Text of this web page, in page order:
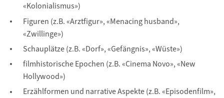
«Kolonialismus»)
Figuren (z.B. «Arztfigur», «Menacing husband»,
«Zwillinge»)
Schauplätze (z.B. «Dorf», «Gefängnis», «Wüste»)
filmhistorische Epochen (z.B. «Cinema Novo», «New
Hollywood»)
Erzählformen und narrative Aspekte (z.B. «Episodenfilm»,